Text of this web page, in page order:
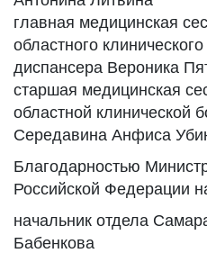
главная медицинская
областного
диспансера Вероника
старшая медицинская
областной клинической
Середавина Анфиса
Благодарностью
Российской Федерации
начальник отдела
Бабенкова